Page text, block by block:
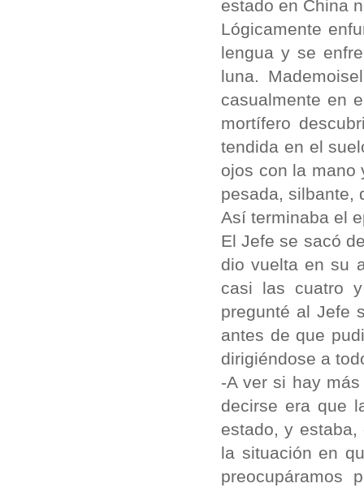
estado en China
Lógicamente
lengua y se
luna.
casualmente en
mortífero
tendida en el
ojos con la mano
pesada, silbante,
Así terminaba el
El Jefe se sacó
dio vuelta en su
casi las cuatro
pregunté al Jefe
antes de que
dirigiéndose a
-A ver si hay
decirse era que
estado, y
la situación en
preocupáramos